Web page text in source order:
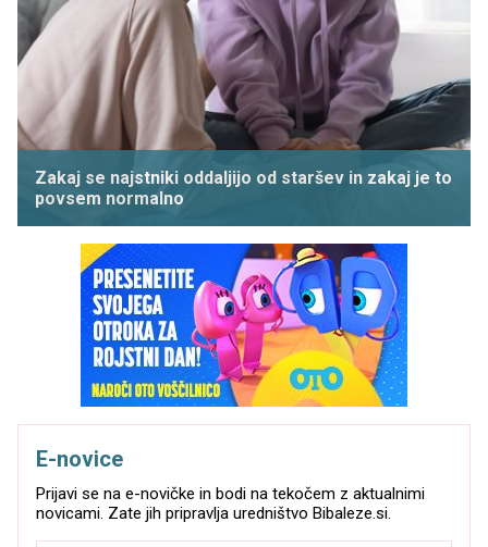
Zakaj se najstniki oddaljijo od staršev in zakaj je to
povsem normalno
E-novice
Prijavi se na e-novičke in bodi na tekočem z aktualnimi
novicami. Zate jih pripravlja uredništvo Bibaleze.si.